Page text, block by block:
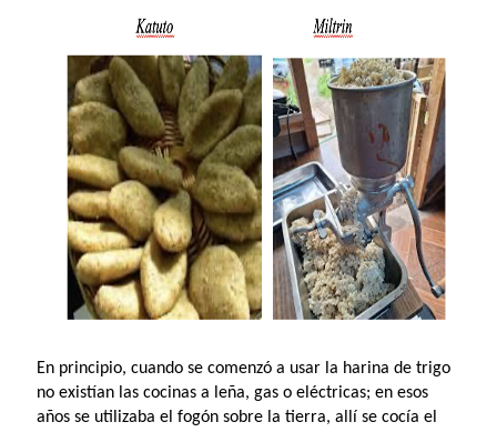
En principio, cuando se comenzó a usar la harina de trigo
no existían las cocinas a leña, gas o eléctricas; en esos
años se utilizaba el fogón sobre la tierra, allí se cocía el